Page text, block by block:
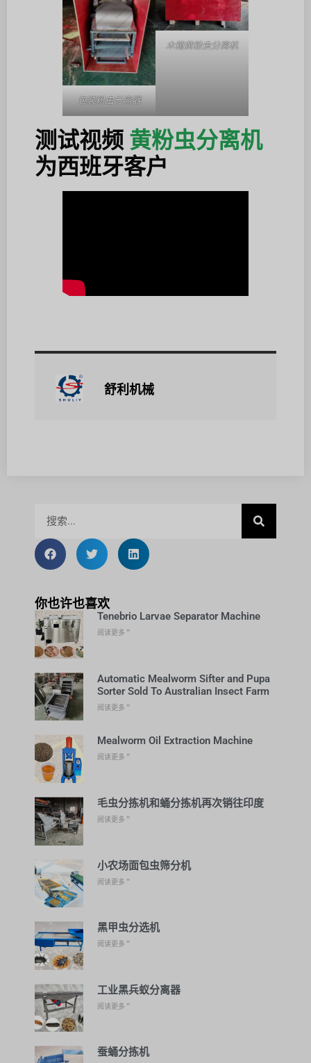
包装粉虫分离器
木箱黄粉虫分离机
测试视频 黄粉虫分离机
为西班牙客户
舒利机械
你也许也喜欢
Tenebrio Larvae Separator Machine
阅读更多 ”
Automatic Mealworm Sifter and Pupa
Sorter Sold To Australian Insect Farm
阅读更多 ”
Mealworm Oil Extraction Machine
阅读更多 ”
毛虫分拣机和蛹分拣机再次销往印度
阅读更多 ”
小农场面包虫筛分机
阅读更多 ”
黑甲虫分选机
阅读更多 ”
工业黑兵蚁分离器
阅读更多 ”
蚕蛹分拣机